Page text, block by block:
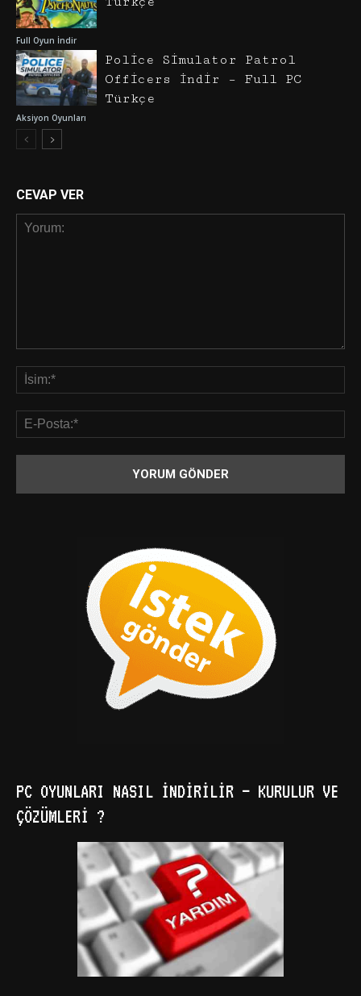
Full Oyun İndir
Aksiyon Oyunları
Police Simulator Patrol
Officers İndir – Full PC
Türkçe
CEVAP VER
PC OYUNLARI NASIL İNDIRILIR – KURULUR VE
ÇÖZÜMLERI ?